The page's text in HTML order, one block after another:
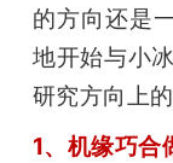
的方向还是
地开始与小
研究方向上
1、机缘巧合